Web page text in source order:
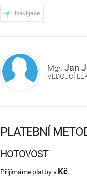
Navigace
Mgr. Jan
VEDOUCÍ
PLATEBNÍ
HOTOVOST
Příjímáme platby v Kč.